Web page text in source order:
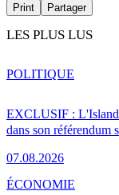
Print Partager
LES PLUS LUS
EXCLUSIF :
dans son référendum
07.08.2026
POLITIQUE
ÉCONOMIE